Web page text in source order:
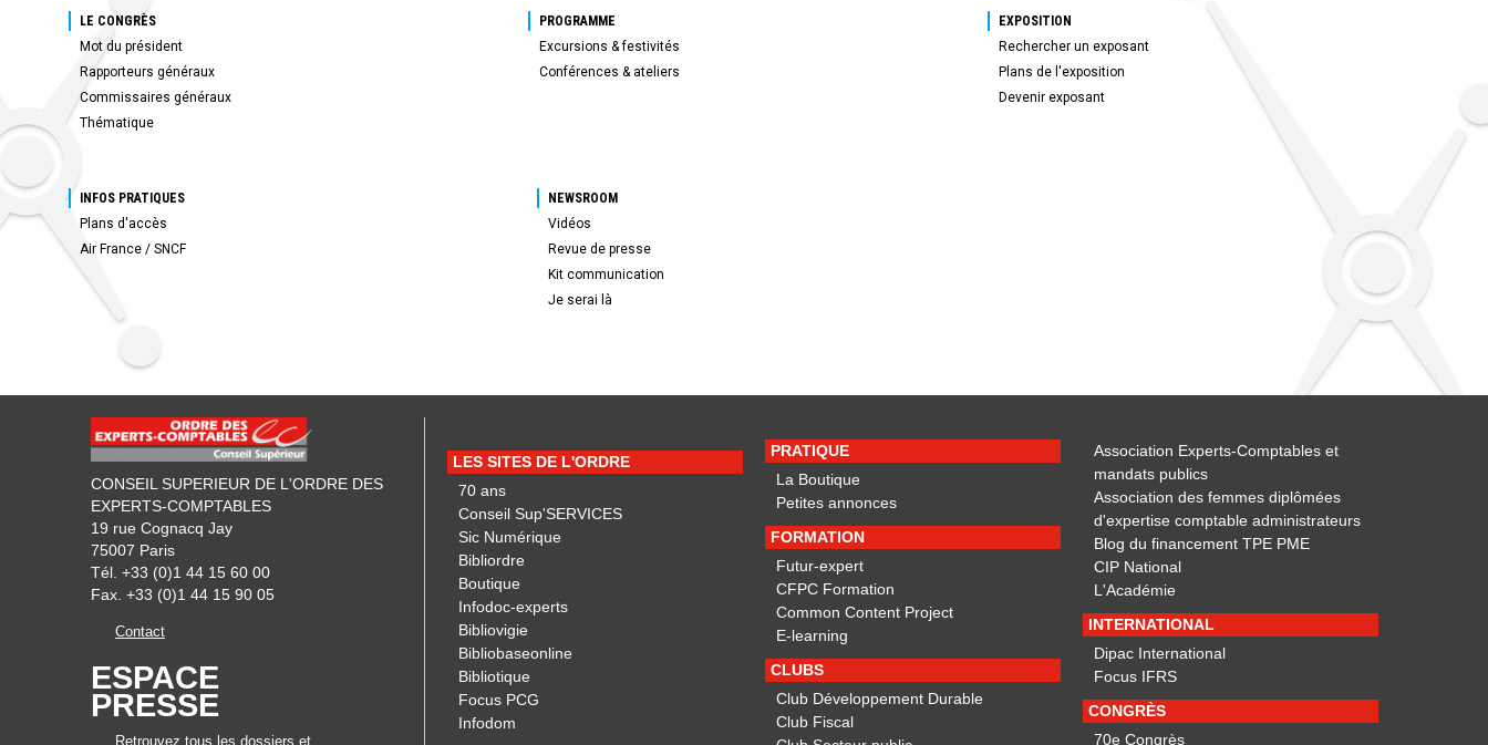
LE CONGRÈS
Mot du président
Rapporteurs généraux
Commissaires généraux
Thématique
PROGRAMME
Excursions & festivités
Conférences & ateliers
EXPOSITION
Rechercher un exposant
Plans de l'exposition
Devenir exposant
INFOS PRATIQUES
Plans d'accès
Air France / SNCF
NEWSROOM
Vidéos
Revue de presse
Kit communication
Je serai là
CONSEIL SUPERIEUR DE L'ORDRE DES
EXPERTS-COMPTABLES
19 rue Cognacq Jay
75007 Paris
Tél. +33 (0)1 44 15 60 00
Fax. +33 (0)1 44 15 90 05
Contact
ESPACE
PRESSE
Retrouvez tous les dossiers et
LES SITES DE L'ORDRE
70 ans
Conseil Sup'SERVICES
Sic Numérique
Bibliordre
Boutique
Infodoc-experts
Bibliovigie
Bibliobaseonline
Bibliotique
Focus PCG
Infodom
PRATIQUE
La Boutique
Petites annonces
FORMATION
Futur-expert
CFPC Formation
Common Content Project
E-learning
CLUBS
Club Développement Durable
Club Fiscal
Association Experts-Comptables et
mandats publics
Association des femmes diplômées
d'expertise comptable administrateurs
Blog du financement TPE PME
CIP National
L'Académie
INTERNATIONAL
Dipac International
Focus IFRS
CONGRÈS
70e Congrès